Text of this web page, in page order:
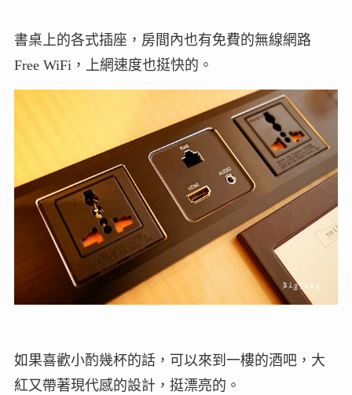
書桌上的各式插座，房間內也有免費的無線網路
Free WiFi，上網速度也挺快的。
如果喜歡小酌幾杯的話，可以來到一樓的酒吧，大
紅又帶著現代感的設計，挺漂亮的。